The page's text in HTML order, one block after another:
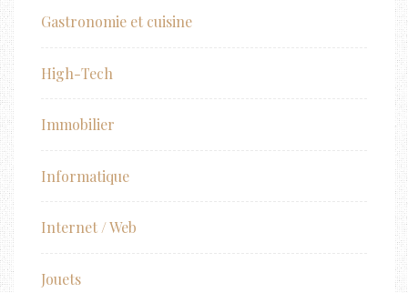
Gastronomie et cuisine
High-Tech
Immobilier
Informatique
Internet / Web
Jouets